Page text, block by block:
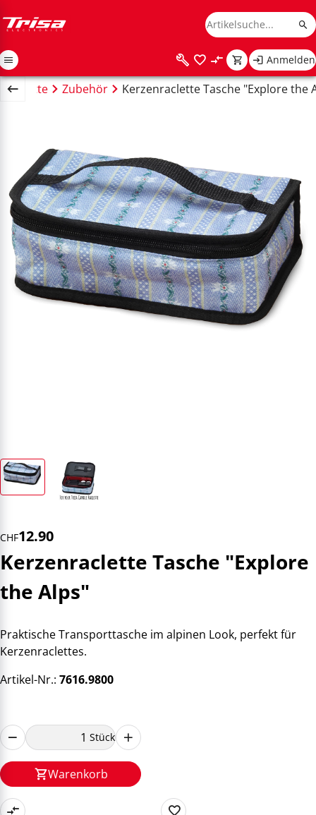
Anmelden
Raclette Zubehör Kerzenraclette Tasche "Explore the
CHF12.90
Kerzenraclette Tasche "Explore
the Alps"
Praktische Transporttasche im alpinen Look, perfekt für
Kerzenraclettes.
Artikel-Nr.: 7616.9800
Stück
Warenkorb